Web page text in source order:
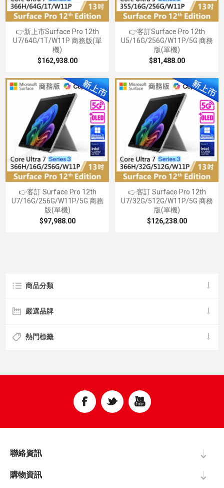
👉新上市Surface Pro 12th
U7/64G/1T/W11P 商務版(單
機)
$162,938.00
👉客訂Surface Pro 12th
U5/16G/256G/W11P/5G 商務
版(單機)
$81,488.00
👉客訂 Surface Pro 12th
U7/16G/256G/W11P/5G 商務
版(單機)
$97,988.00
👉客訂 Surface Pro 12th
U7/32G/512G/W11P/5G 商務
版(單機)
$126,238.00
商品分類
嚴選品牌
熱門標籤
聯絡資訊
購物資訊